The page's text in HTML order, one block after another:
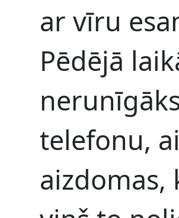
ar vīru
Pēdējā
telefonu,